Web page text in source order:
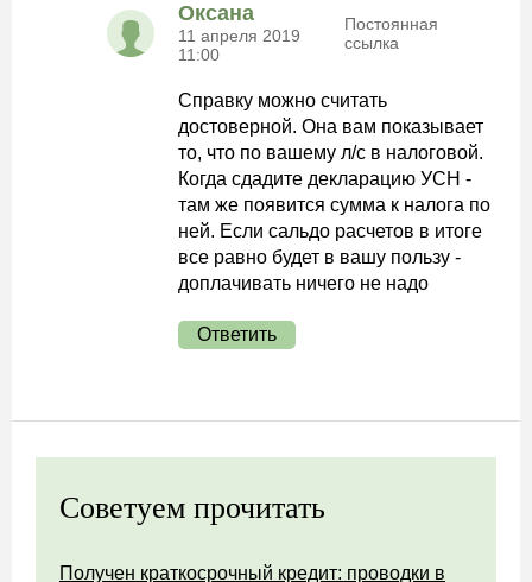
Оксана
11 апреля 2019
11:00
Постоянная
ссылка
Справку можно считать
достоверной. Она вам показывает
то, что по вашему л/с в налоговой.
Когда сдадите декларацию УСН -
там же появится сумма к налога по
ней. Если сальдо расчетов в итоге
все равно будет в вашу пользу -
доплачивать ничего не надо
Ответить
Советуем прочитать
Получен краткосрочный кредит: проводки в